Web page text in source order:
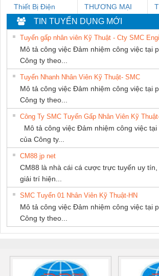
Thiết Bị Điện
Nam Quốc Thịnh
THƯƠNG MẠI
THIÊN ÂN VIỆT
NAM
TIN TUYỂN DỤNG MỚI
Tuyển gấp nhân viên Kỹ Thuật - Cty SMC
Mô tả công việc Đảm nhiệm công việc tại
Công ty theo...
Tuyển Nhanh Nhân Viên Kỹ Thuật- SMC
Mô tả công việc Đảm nhiệm công việc tại
Công ty theo...
Công Ty SMC Tuyển Gấp Nhân Viên Kỹ
Mô tả công việc Đảm nhiệm công việc
của Công ty...
CM88 jp net
CM88 là nhà cái cá cược trực tuyến uy
giải trí hiện...
SMC Tuyển 01 Nhân Viên Kỹ Thuật-HN
Mô tả công việc Đảm nhiệm công việc tại
Công ty theo...